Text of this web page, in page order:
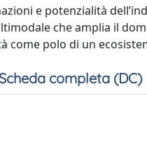
e potenzialità
che amplia il
come polo di un
completa (DC)